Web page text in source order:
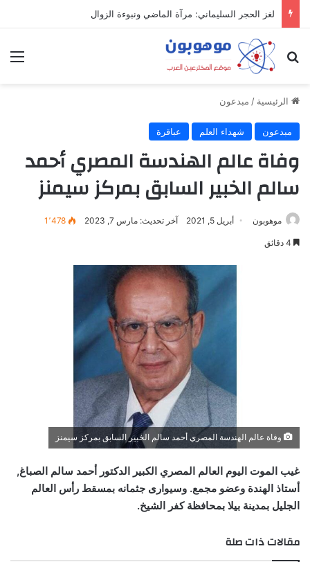
لغز الحجر السليماني: مرآة الماضي ونبوءة الزوال
بحث عن
الرئيسية / مبدعون
مبدعون شهداء العلم عباقرة
وفاة عالم الهندسة المصري أحمد
سالم الخبير السابق بمركز سيمنز
موهوبون أبريل 5, 2021 آخر تحديث: مارس 7, 2023 1٬478
وفاة عالم الهندسة المصري أحمد سالم الخبير السابق بمركز سيمنز
غيب الموت اليوم العالم المصري الكبير الدكتور أحمد سالم الصباغ,
أستاذ الهندة وعضو مجمع. وسيوارى جثمانه بمسقط رأس العالم
الجليل بمدينة بيلا بمحافظة كفر الشيخ.
مقالات ذات صلة